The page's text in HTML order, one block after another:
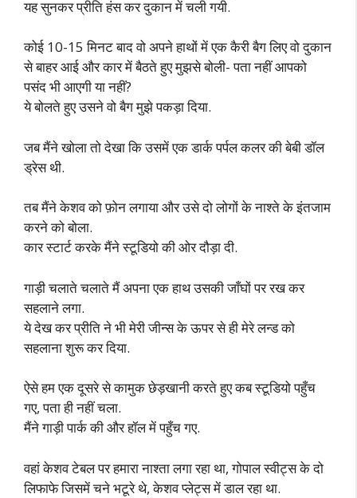
यह सुनकर प्रीति हंस कर दुकान में चली गयी.
कोई 10-15 मिनट बाद वो अपने हाथों में एक कैरी बैग लिए वो दुकान
से बाहर आई और कार में बैठते हुए मुझसे बोली- पता नहीं आपको
पसंद भी आएगी या नहीं?
ये बोलते हुए उसने वो बैग मुझे पकड़ा दिया.
जब मैंने खोला तो देखा कि उसमें एक डार्क पर्पल कलर की बेबी डॉल
ड्रेस थी.
तब मैंने केशव को फ़ोन लगाया और उसे दो लोगों के नाश्ते के इंतजाम
करने को बोला.
कार स्टार्ट करके मैंने स्टूडियो की ओर दौड़ा दी.
गाड़ी चलाते चलाते मैं अपना एक हाथ उसकी जाँघों पर रख कर
सहलाने लगा.
ये देख कर प्रीति ने भी मेरी जीन्स के ऊपर से ही मेरे लन्ड को
सहलाना शुरू कर दिया.
ऐसे हम एक दूसरे से कामुक छेड़खानी करते हुए कब स्टूडियो पहुँच
गए, पता ही नहीं चला.
मैंने गाड़ी पार्क की और हॉल में पहुँच गए.
वहां केशव टेबल पर हमारा नाश्ता लगा रहा था, गोपाल स्वीट्स के दो
लिफाफे जिसमें चने भटूरे थे, केशव प्लेट्स में डाल रहा था.